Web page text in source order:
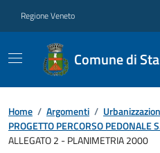
Regione Veneto
Comune di
Home / Argomenti /
PROGETTO PERCORSO PEDONALE
ALLEGATO 2 - PLANIMETRIA 2000